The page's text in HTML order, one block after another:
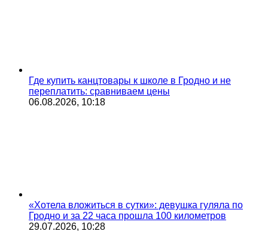
Где купить канцтовары к школе в Гродно и не
переплатить: сравниваем цены
06.08.2026, 10:18
«Хотела вложиться в сутки»: девушка гуляла по
Гродно и за 22 часа прошла 100 километров
29.07.2026, 10:28